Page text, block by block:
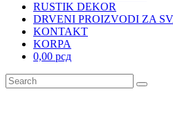
RUSTIK DEKOR
DRVENI PROIZVODI ZA
KONTAKT
KORPA
0,00 рсд